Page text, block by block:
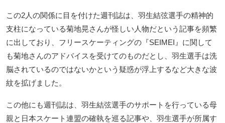
この2人の関係に目を付けた週刊誌は、羽生結弦選手の精神的
支柱になっている菊地晃さんが怪しい人物だという記事を頻繁
に出しており、フリースケーティングの『SEIMEI』に関して
も菊地さんのアドバイスを受けてのものだとし、羽生選手は洗
脳されているのではないかという疑惑が浮上するなど大きな波
紋を拡げました。
この他にも週刊誌は、羽生結弦選手のサポートを行っている母
親と日本スケート連盟の確執を巡る記事や、羽生選手が所属す